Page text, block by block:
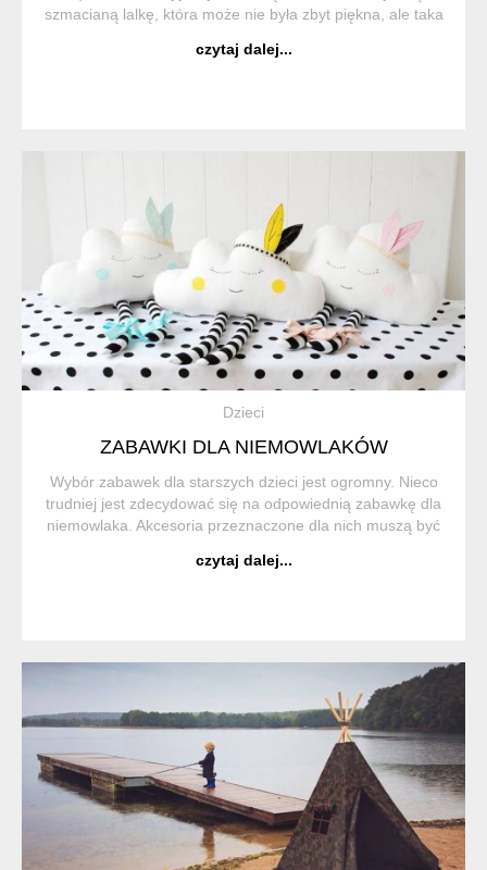
szmacianą lalkę, która może nie była zbyt piękna, ale taka
mamę czy babcię, miękka i mił...
czytaj dalej...
Dzieci
ZABAWKI DLA NIEMOWLAKÓW
Wybór zabawek dla starszych dzieci jest ogromny. Nieco
trudniej jest zdecydować się na odpowiednią zabawkę dla
niemowlaka. Akcesoria przeznaczone dla nich muszą być
poznają świat, różne kolory i ...
czytaj dalej...